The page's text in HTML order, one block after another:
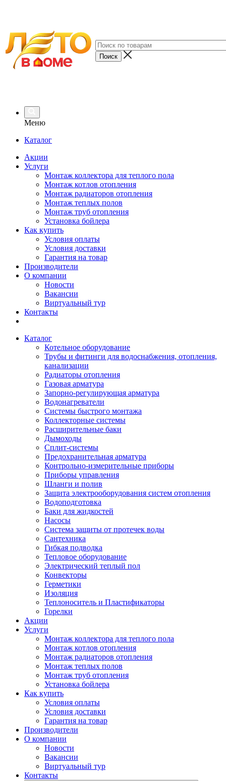
Меню
Каталог
Акции
Услуги
Монтаж коллектора для теплого пола
Монтаж котлов отопления
Монтаж радиаторов отопления
Монтаж теплых полов
Монтаж труб отопления
Установка бойлера
Как купить
Условия оплаты
Условия доставки
Гарантия на товар
Производители
О компании
Новости
Вакансии
Виртуальный тур
Контакты
Каталог
Котельное оборудование
Трубы и фитинги для водоснабжения, отопления,
канализации
Радиаторы отопления
Газовая арматура
Запорно-регулирующая арматура
Водонагреватели
Системы быстрого монтажа
Коллекторные системы
Расширительные баки
Дымоходы
Сплит-системы
Предохранительная арматура
Контрольно-измерительные приборы
Приборы управления
Шланги и полив
Защита электрооборудования систем отопления
Водоподготовка
Баки для жидкостей
Насосы
Система защиты от протечек воды
Сантехника
Гибкая подводка
Тепловое оборудование
Электрический теплый пол
Конвекторы
Герметики
Изоляция
Теплоноситель и Пластификаторы
Горелки
Акции
Услуги
Монтаж коллектора для теплого пола
Монтаж котлов отопления
Монтаж радиаторов отопления
Монтаж теплых полов
Монтаж труб отопления
Установка бойлера
Как купить
Условия оплаты
Условия доставки
Гарантия на товар
Производители
О компании
Новости
Вакансии
Виртуальный тур
Контакты